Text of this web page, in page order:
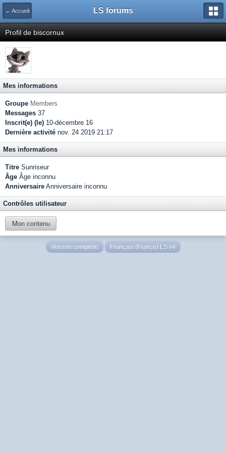
← Accueil LS forums
Profil de biscornux
Mes informations
Groupe Members
Messages 37
Inscrit(e) (le) 10-décembre 16
Dernière activité nov. 24 2019 21:17
Mes informations
Titre Sunriseur
Âge Âge inconnu
Anniversaire Anniversaire inconnu
Contrôles utilisateur
Mon contenu
Version complète Français (France) LS v4